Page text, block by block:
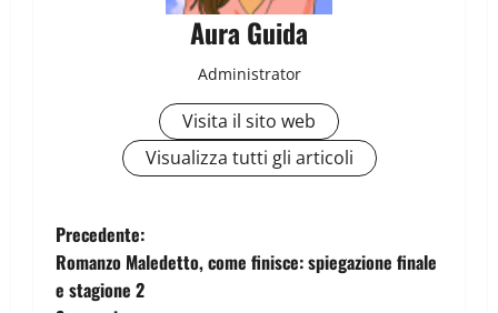
Aura Guida
Administrator
Visita il sito web
Visualizza tutti gli articoli
Precedente:
Romanzo Maledetto, come finisce: spiegazione finale
e stagione 2